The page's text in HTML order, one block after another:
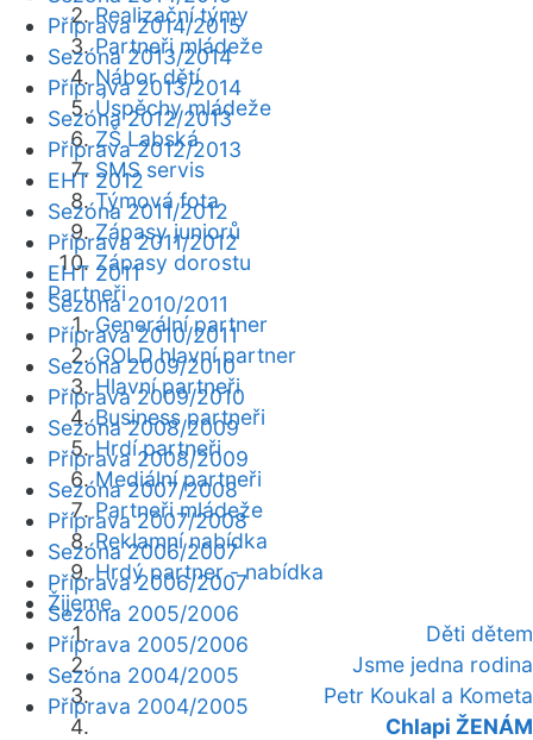
Realizační týmy
Partneři mládeže
Nábor dětí
Úspěchy mládeže
ZŠ Labská
SMS servis
Týmová fota
Zápasy juniorů
Zápasy dorostu
Partneři
Generální partner
GOLD hlavní partner
Hlavní partneři
Business partneři
Hrdí partneři
Mediální partneři
Partneři mládeže
Reklamní nabídka
Hrdý partner - nabídka
Žijeme
Děti dětem
Jsme jedna rodina
Petr Koukal a Kometa
Chlapi ŽENÁM
Příprava 2014/2015
Sezóna 2013/2014
Příprava 2013/2014
Sezóna 2012/2013
Příprava 2012/2013
EHT 2012
Sezóna 2011/2012
Příprava 2011/2012
EHT 2011
Sezóna 2010/2011
Příprava 2010/2011
Sezóna 2009/2010
Příprava 2009/2010
Sezóna 2008/2009
Příprava 2008/2009
Sezóna 2007/2008
Příprava 2007/2008
Sezóna 2006/2007
Příprava 2006/2007
Sezóna 2005/2006
Příprava 2005/2006
Sezóna 2004/2005
Příprava 2004/2005